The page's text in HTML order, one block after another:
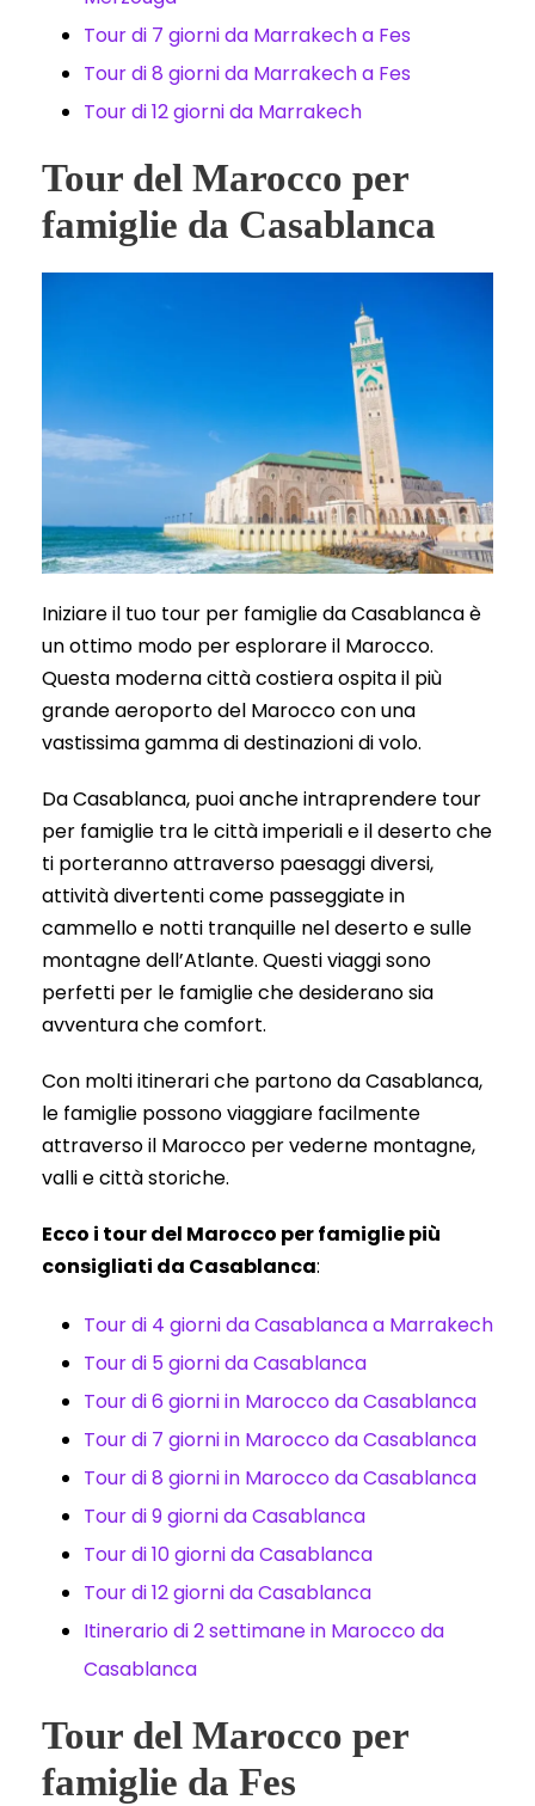
Tour di 7 giorni da Marrakech a Fes
Tour di 8 giorni da Marrakech a Fes
Tour di 12 giorni da Marrakech
Tour del Marocco per
famiglie da Casablanca
Iniziare il tuo tour per famiglie da Casablanca è
un ottimo modo per esplorare il Marocco.
Questa moderna città costiera ospita il più
grande aeroporto del Marocco con una
vastissima gamma di destinazioni di volo.
Da Casablanca, puoi anche intraprendere tour
per famiglie tra le città imperiali e il deserto che
ti porteranno attraverso paesaggi diversi,
attività divertenti come passeggiate in
cammello e notti tranquille nel deserto e sulle
montagne dell’Atlante. Questi viaggi sono
perfetti per le famiglie che desiderano sia
avventura che comfort.
Con molti itinerari che partono da Casablanca,
le famiglie possono viaggiare facilmente
attraverso il Marocco per vederne montagne,
valli e città storiche.
Ecco i tour del Marocco per famiglie più
consigliati da Casablanca:
Tour di 4 giorni da Casablanca a Marrakech
Tour di 5 giorni da Casablanca
Tour di 6 giorni in Marocco da Casablanca
Tour di 7 giorni in Marocco da Casablanca
Tour di 8 giorni in Marocco da Casablanca
Tour di 9 giorni da Casablanca
Tour di 10 giorni da Casablanca
Tour di 12 giorni da Casablanca
Itinerario di 2 settimane in Marocco da
Casablanca
Tour del Marocco per
famiglie da Fes